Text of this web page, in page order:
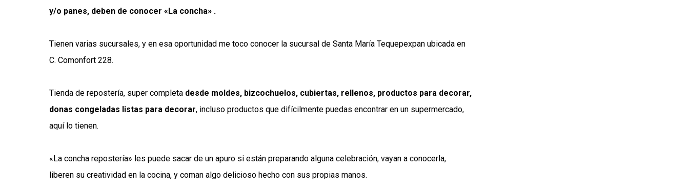
y/o panes, deben de conocer «La concha» .
Tienen varias sucursales, y en esa oportunidad me toco conocer la sucursal de Santa María Tequepexpan ubicada en
C. Comonfort 228.
Tienda de repostería, super completa desde moldes, bizcochuelos, cubiertas, rellenos, productos para decorar,
donas congeladas listas para decorar, incluso productos que difícilmente puedas encontrar en un supermercado,
aquí lo tienen.
«La concha repostería» les puede sacar de un apuro si están preparando alguna celebración, vayan a conocerla,
liberen su creatividad en la cocina, y coman algo delicioso hecho con sus propias manos.